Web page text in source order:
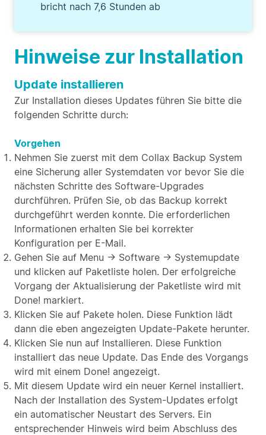
Hinweise zur Installation
Update installieren
Zur Installation dieses Updates führen Sie bitte die
folgenden Schritte durch:
Vorgehen
Nehmen Sie zuerst mit dem Collax Backup System
eine Sicherung aller Systemdaten vor bevor Sie die
nächsten Schritte des Software-Upgrades
durchführen. Prüfen Sie, ob das Backup korrekt
durchgeführt werden konnte. Die erforderlichen
Informationen erhalten Sie bei korrekter
Konfiguration per E-Mail.
Gehen Sie auf Menu → Software → Systemupdate
und klicken auf Paketliste holen. Der erfolgreiche
Vorgang der Aktualisierung der Paketliste wird mit
Done! markiert.
Klicken Sie auf Pakete holen. Diese Funktion lädt
dann die eben angezeigten Update-Pakete herunter.
Klicken Sie nun auf Installieren. Diese Funktion
installiert das neue Update. Das Ende des Vorgangs
wird mit einem Done! angezeigt.
Mit diesem Update wird ein neuer Kernel installiert.
Nach der Installation des System-Updates erfolgt
ein automatischer Neustart des Servers. Ein
entsprechender Hinweis wird beim Abschluss des
bricht nach 7,6 Stunden ab